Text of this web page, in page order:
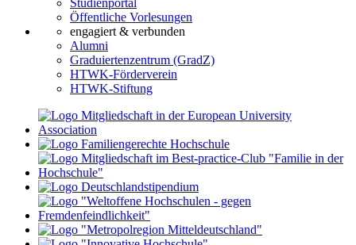
Studienportal
Öffentliche Vorlesungen
engagiert & verbunden
Alumni
Graduiertenzentrum (GradZ)
HTWK-Förderverein
HTWK-Stiftung